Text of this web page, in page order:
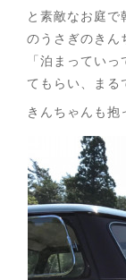
と素敵なお庭
のうさぎのきん
「泊まってい
てもらい、まる
きんちゃんも抱